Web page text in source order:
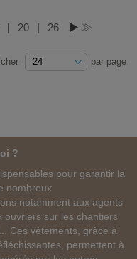
| Page
20 | Page
26
par page
?
pour garantir la
nombreux
notamment aux agents
ouvriers sur les chantiers
Ces vêtements, grâce à
permettent à